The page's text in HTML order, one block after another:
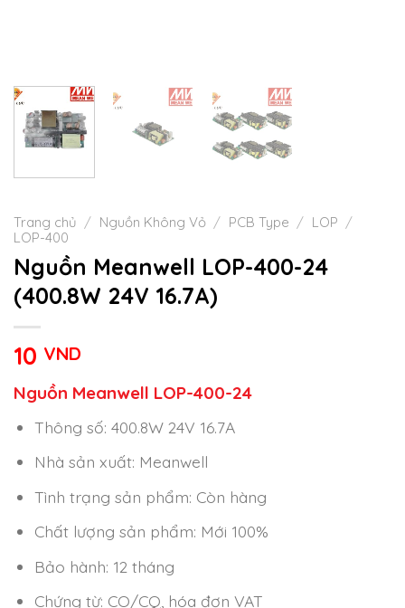
Trang chủ / Nguồn Không Vỏ / PCB Type / LOP /
LOP-400
Nguồn Meanwell LOP-400-24
(400.8W 24V 16.7A)
10 VND
Nguồn Meanwell LOP-400-24
Thông số: 400.8W 24V 16.7A
Nhà sản xuất: Meanwell
Tình trạng sản phẩm: Còn hàng
Chất lượng sản phẩm: Mới 100%
Bảo hành: 12 tháng
Chứng từ: CO/CQ, hóa đơn VAT